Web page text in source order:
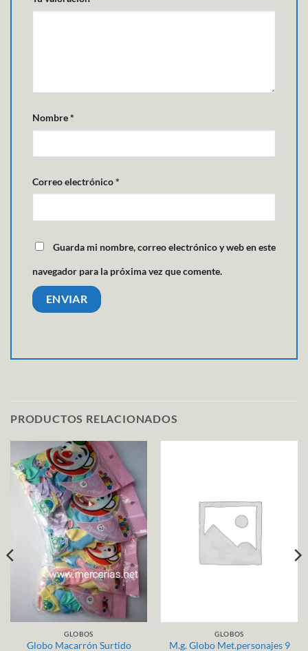
Nombre*
Correo electrónico*
Guarda mi nombre, correo electrónico y web en este
navegador para la próxima vez que comente.
PRODUCTOS RELACIONADOS
GLOBOS
Globo Macarrón Surtido
GLOBOS
M.g. Globo Met.personajes 9